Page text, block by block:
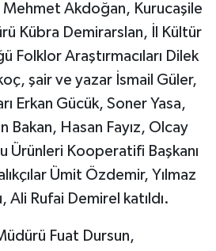
Akdoğan, Kurucaşile
Kübra Demirarslan, İl Kültür
Folklor Araştırmacıları Dilek
şair ve yazar İsmail Güler,
Erkan Gücük, Soner Yasa,
Bakan, Hasan Fayız, Olcay
Ürünleri Kooperatifi Başkanı
Ümit Özdemir, Yılmaz
Ali Rufai Demirel katıldı.
Fuat Dursun,